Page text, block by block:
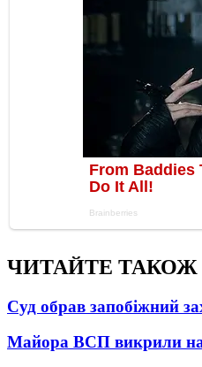
ЧИТАЙТЕ ТАКОЖ
Суд обрав запобіжний
Майора ВСП викрили на